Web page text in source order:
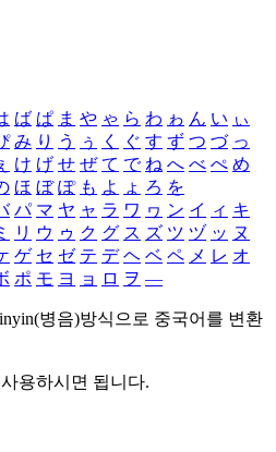
ば ぱ ま や ゃ ら わ ゎ ん い ぃ
み り う ぅ く ぐ す ず つ づ っ
け げ せ ぜ て で ね へ べ ぺ め
ほ ぼ ぽ も よ ょ ろ を
パ マ ヤ ャ ラ ワ ヮ ン イ ィ キ
リ ウ ゥ ク グ ス ズ ツ ヅ ッ ヌ
ゲ セ ゼ テ デ ヘ ベ ペ メ レ オ
ポ モ ヨ ョ ロ ヲ ―
병음)방식으로 중국어를 변환
용하시면 됩니다.